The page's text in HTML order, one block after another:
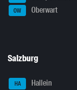
OW Oberwart
Salzburg
HA Hallein